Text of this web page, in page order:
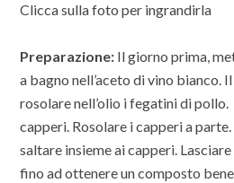
Clicca sulla foto per ingrandirla
Preparazione: Il giorno prima,
a bagno nell’aceto di vino bianco.
rosolare nell’olio i fegatini di pollo.
capperi. Rosolare i capperi a
saltare insieme ai capperi.
fino ad ottenere un composto